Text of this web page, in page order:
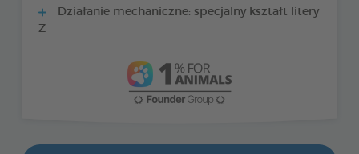
Działanie mechaniczne: specjalny kształt litery
Z